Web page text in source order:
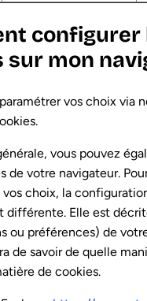
configurer
sur mon
vos choix via
vous pouvez
de votre navigateur.
choix, la
différente. Elle est
ou préférences) de
de savoir de quelle
de cookies.